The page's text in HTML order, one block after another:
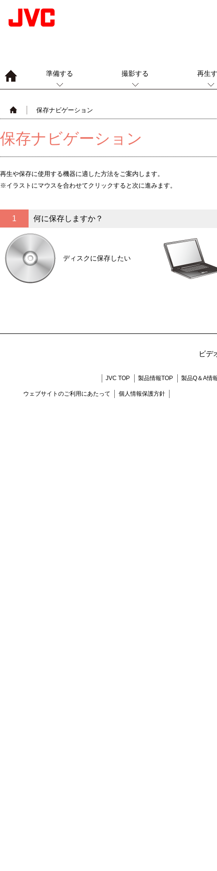
準備する 撮影する 再生
保存ナビゲーション
保存ナビゲーション
再生や保存に使用する機器に適した方法をご案内します。
※イラストにマウスを合わせてクリックすると次に進みます。
1 何に保存しますか？
ディスクに保存したい
ビデ
JVC TOP 製品情報TOP 製品Q＆A情
ウェブサイトのご利用にあたって 個人情報保護方針